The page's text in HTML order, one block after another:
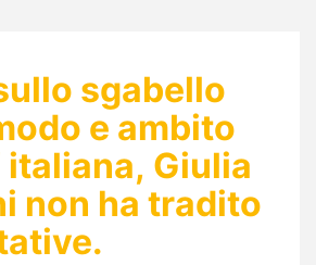
sgabello
e ambito
italiana, Giulia
non ha tradito